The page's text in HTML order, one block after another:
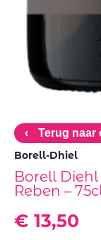
‹ Terug naar
Borell-Dhiel
Borell
Reben –
€ 13,50